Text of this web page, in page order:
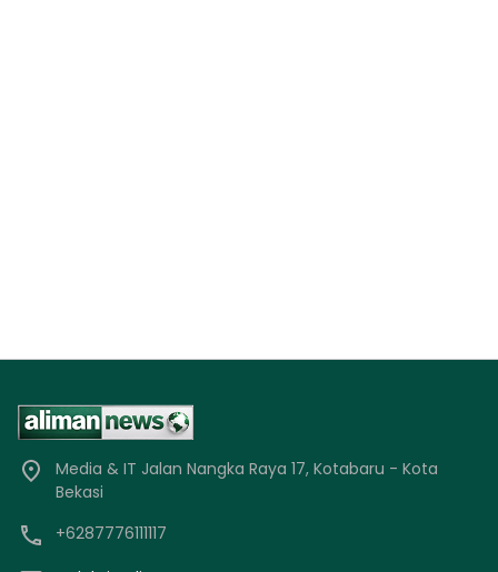
Media & IT Jalan Nangka Raya 17, Kotabaru - Kota
Bekasi
+6287776111117